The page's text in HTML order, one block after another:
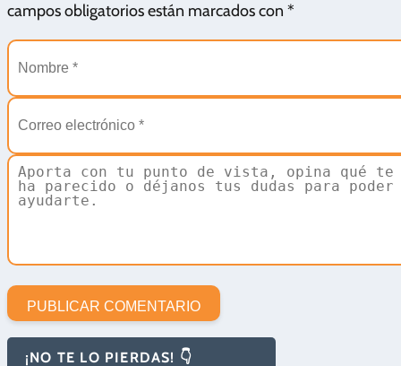
campos obligatorios están marcados con *
¡NO TE LO PIERDAS! 👇